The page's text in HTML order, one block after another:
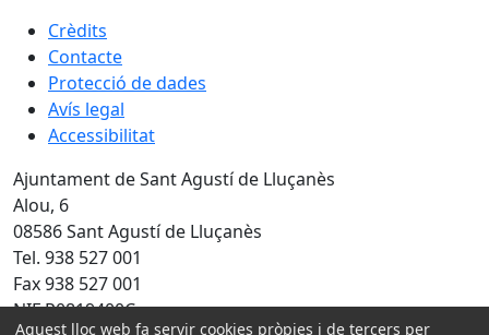
Crèdits
Contacte
Protecció de dades
Avís legal
Accessibilitat
Ajuntament de Sant Agustí de Lluçanès
Alou, 6
08586 Sant Agustí de Lluçanès
Tel. 938 527 001
Fax 938 527 001
NIF P0819400C
Aquest lloc web fa servir cookies pròpies i de tercers per